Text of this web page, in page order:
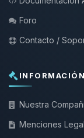
Foro
Contacto /
Nuestra
Menciones